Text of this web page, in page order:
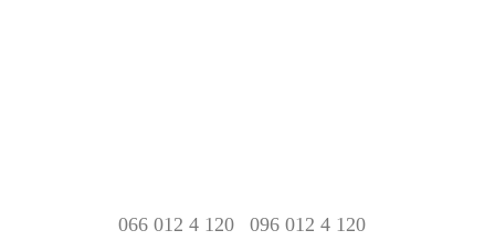
066 012 4 120 096 012 4 120